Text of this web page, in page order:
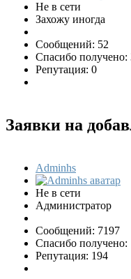
Не в сети
Захожу иногда
Сообщений: 52
Спасибо получено:
Репутация: 0
Заявки на
Adminhs
Не в сети
Администратор
Сообщений: 7197
Спасибо получено:
Репутация: 194